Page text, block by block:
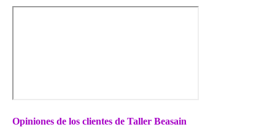
Opiniones de los clientes de Taller Beasain